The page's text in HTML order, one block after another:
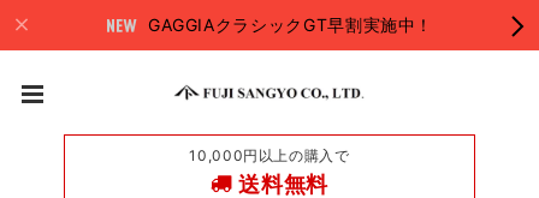
GAGGIAクラシックGT早割実施中！
10,000円以上の購入で
送料無料